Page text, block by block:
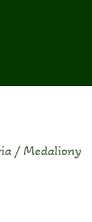
/ Medaliony